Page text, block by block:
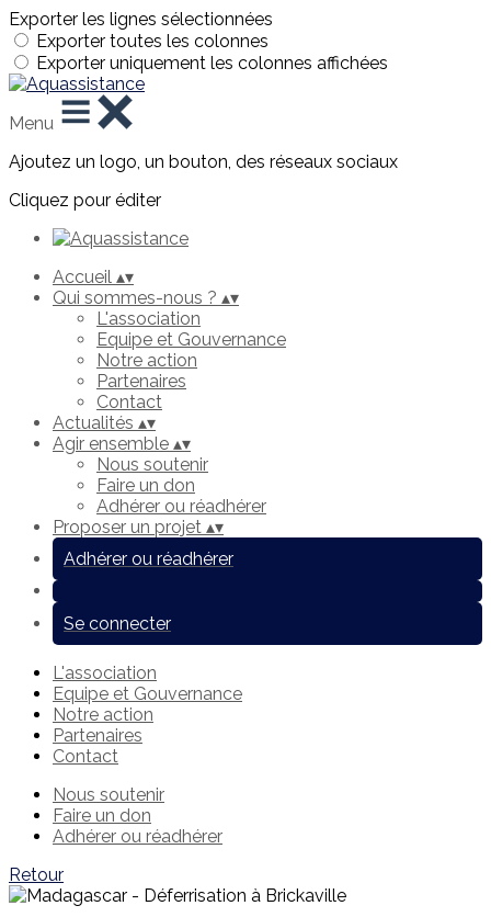
Exporter les lignes sélectionnées
Exporter toutes les colonnes
Exporter uniquement les colonnes affichées
Menu
Ajoutez un logo, un bouton, des réseaux sociaux
Cliquez pour éditer
Accueil ▴▾
Qui sommes-nous ? ▴▾
L'association
Equipe et Gouvernance
Notre action
Partenaires
Contact
Actualités ▴▾
Agir ensemble ▴▾
Nous soutenir
Faire un don
Adhérer ou réadhérer
Proposer un projet ▴▾
Adhérer ou réadhérer
Se connecter
L'association
Equipe et Gouvernance
Notre action
Partenaires
Contact
Nous soutenir
Faire un don
Adhérer ou réadhérer
Retour